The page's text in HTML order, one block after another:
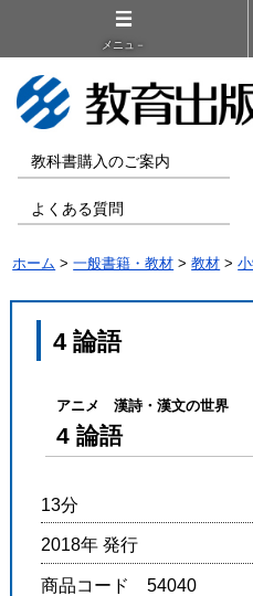
メニュ－
教科書購入のご案内
よくある質問
ホーム >一般書籍・教材 >教材 >
4 論語
アニメ 漢詩・漢文の世界
4 論語
13分
2018年 発行
商品コード 54040